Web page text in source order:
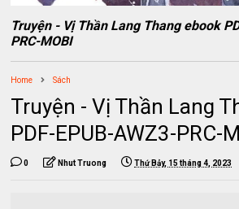
Truyện - Vị Thần Lang Thang ebook
PRC-MOBI
Home Sách
Truyện - Vị Thần Lang
PDF-EPUB-AWZ3-PRC-
0 Nhut Truong Thứ Bảy, 15 tháng 4, 2023